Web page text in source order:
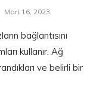
Mart 16, 2023
bağlantısını
kullanır. Ağ
ve belirli bir